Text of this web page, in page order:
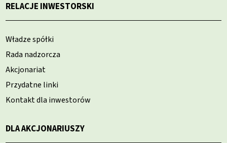
RELACJE INWESTORSKI
Władze spółki
Rada nadzorcza
Akcjonariat
Przydatne linki
Kontakt dla inwestorów
DLA AKCJONARIUSZY